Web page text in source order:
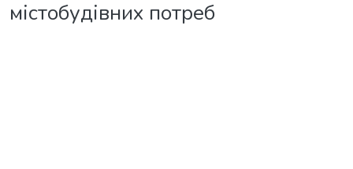
містобудівних потреб